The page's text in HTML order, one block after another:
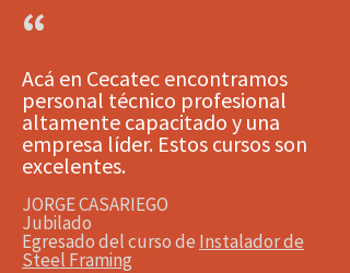
“
Acá en Cecatec encontramos
personal técnico profesional
altamente capacitado y una
empresa líder. Estos cursos son
excelentes.
JORGE CASARIEGO
Jubilado
Egresado del curso de Instalador de
Steel Framing